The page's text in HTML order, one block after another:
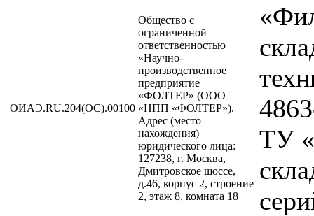
ОИАЭ.RU.204(ОС).00100
Общество с
ограниченной
ответственностью
«Научно-
производственное
предприятие
«ФОЛТЕР» (ООО
«НПП «ФОЛТЕР»).
Адрес (место
нахождения)
юридического лица:
127238, г. Москва,
Дмитровское шоссе,
д.46, корпус 2, строение
2, этаж 8, комната 18
ТУ